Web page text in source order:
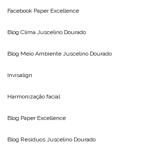
Facebook Paper Excellence
Blog Clima Juscelino Dourado
Blog Meio Ambiente Juscelino Dourado
Invisalign
Harmonização facial
Blog Paper Excellence
Blog Resíduos Juscelino Dourado